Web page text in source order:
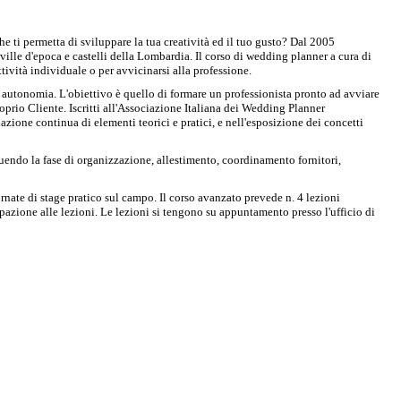
ti permetta di sviluppare la tua creatività ed il tuo gusto? Dal 2005
d'epoca e castelli della Lombardia. Il corso di wedding planner a cura di
individuale o per avvicinarsi alla professione.
L'obiettivo è quello di formare un professionista pronto ad avviare
Cliente. Iscritti all'Associazione Italiana dei Wedding Planner
continua di elementi teorici e pratici, e nell'esposizione dei concetti
la fase di organizzazione, allestimento, coordinamento fornitori,
di stage pratico sul campo. Il corso avanzato prevede n. 4 lezioni
alle lezioni. Le lezioni si tengono su appuntamento presso l'ufficio di